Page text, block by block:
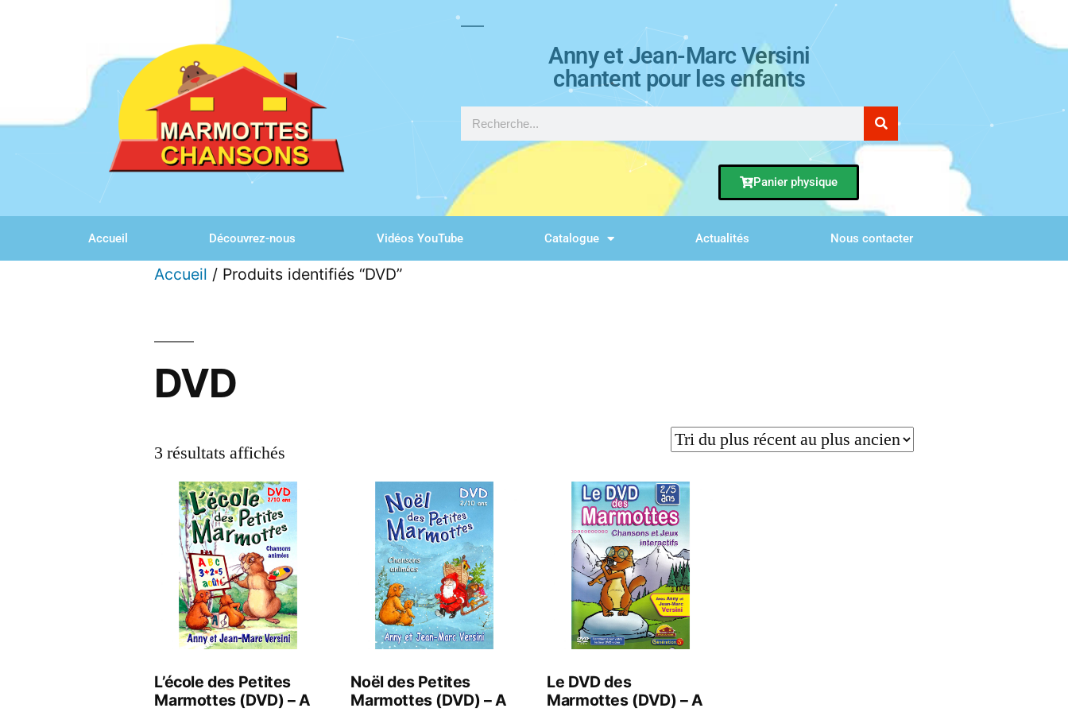
Anny et Jean-Marc Versini
chantent pour les enfants
Panier physique
Accueil Découvrez-nous Vidéos YouTube Catalogue Actualités Nous contacter
Accueil / Produits identifiés “DVD”
DVD
3 résultats affichés
L’école des Petites
Marmottes (DVD) – A
Noël des Petites
Marmottes (DVD) – A
Le DVD des
Marmottes (DVD) – A